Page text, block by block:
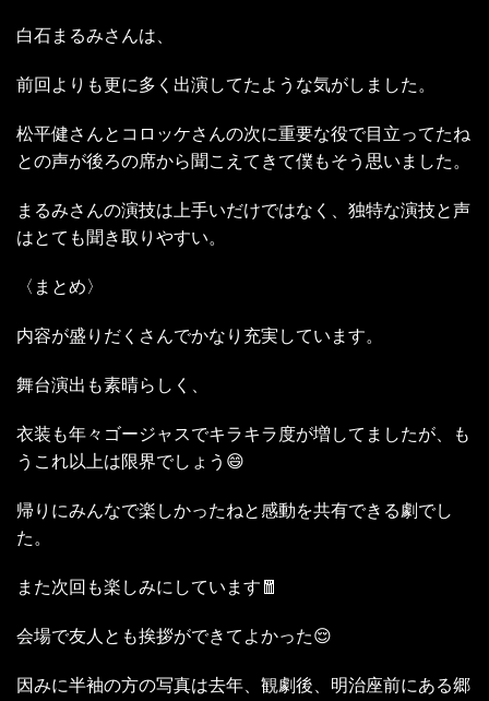
白石まるみさんは、
前回よりも更に多く出演してたような気がしました。
松平健さんとコロッケさんの次に重要な役で目立ってたね
との声が後ろの席から聞こえてきて僕もそう思いました。
まるみさんの演技は上手いだけではなく、独特な演技と声
はとても聞き取りやすい。
〈まとめ〉
内容が盛りだくさんでかなり充実しています。
舞台演出も素晴らしく、
衣装も年々ゴージャスでキラキラ度が増してましたが、も
うこれ以上は限界でしょう 😄
帰りにみんなで楽しかったねと感動を共有できる劇でし
た。
また次回も楽しみにしています 🧧
会場で友人とも挨拶ができてよかった😌
因みに半袖の方の写真は去年、観劇後、明治座前にある郷